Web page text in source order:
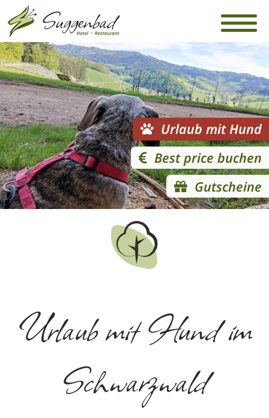
Urlaub mit Hund
Best price buchen
Gutscheine
Urlaub mit Hund im
Schwarzwald